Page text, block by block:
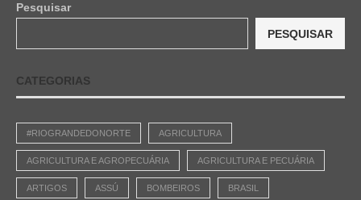
Pesquisar
PESQUISAR
CATEGORIAS
#RIOGRANDEDONORTE AGRICULTURA
AGRICULTURA E AGROPECUÁRIA AGRICULTURA E PECUÁRIA
ARTIGOS ASSÚ BOMBEIROS BRASIL